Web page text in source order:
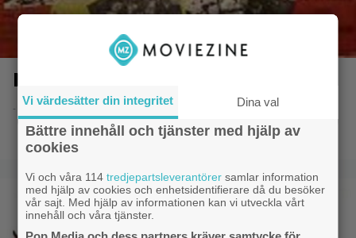
Motorcykelligan
- 8.6.2014 20:50
Vi värdesätter din integritet Dina val
Bättre innehåll och tjänster med hjälp av
cookies
Vi och våra 114tredjepartsleverantörer samlar information
med hjälp av cookies och enhetsidentifierare då du besöker
vår sajt. Med hjälp av informationen kan vi utveckla vårt
innehåll och våra tjänster.